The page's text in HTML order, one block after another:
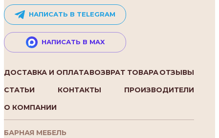
НАПИСАТЬ В TELEGRAM
НАПИСАТЬ В MAX
ДОСТАВКА И ОПЛАТАВОЗВРАТ ТОВАРАОТЗЫВЫ
СТАТЬИ
КОНТАКТЫ
ПРОИЗВОДИТЕЛИ
О КОМПАНИИ
БАРНАЯ МЕБЕЛЬ